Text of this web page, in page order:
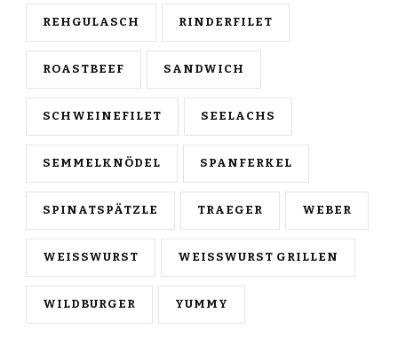
REHGULASCH RINDERFILET
ROASTBEEF SANDWICH
SCHWEINEFILET SEELACHS
SEMMELKNÖDEL SPANFERKEL
SPINATSPÄTZLE TRAEGER WEBER
WEISSWURST WEISSWURST GRILLEN
WILDBURGER YUMMY